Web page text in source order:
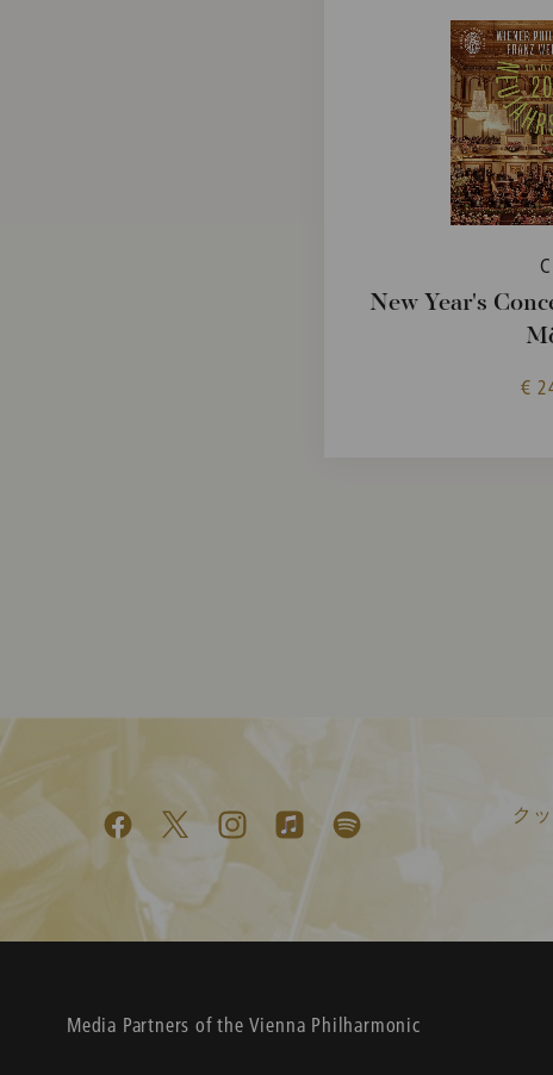
New Year's
€
ク
Media Partners of the Vienna Philharmonic